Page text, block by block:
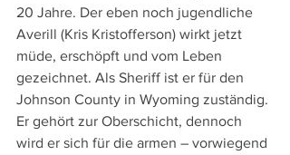
20 Jahre. Der eben noch jugendliche
Averill (Kris Kristofferson) wirkt jetzt
müde, erschöpft und vom Leben
gezeichnet. Als Sheriff ist er für den
Johnson County in Wyoming zuständig.
Er gehört zur Oberschicht, dennoch
wird er sich für die armen – vorwiegend